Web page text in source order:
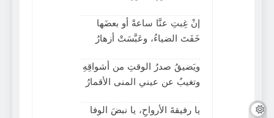
إنْ غِبتِ عنَّا ساعةً أو بعضَها
خَفَتَ الضياءُ، وعَبَّسَتْ أزهارُ
ويَضيقُ صدرُ الوقتِ من أشواقِهِ
وتغيبُ عن عيني المنى الأقمارُ
يا رفيقةَ الأرواحِ، يا نبضَ الوفا